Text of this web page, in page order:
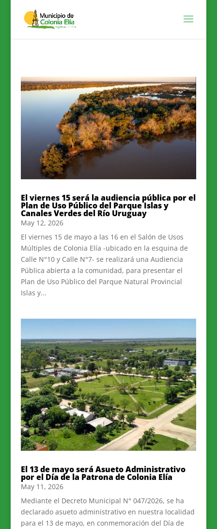
El viernes 15 será la audiencia pública por el
Plan de Uso Público del Parque Islas y
Canales Verdes del Río Uruguay
May 12, 2026
El viernes 15 de mayo a las 16 en el Salón de Usos
Múltiples de Colonia Elía -ubicado en la esquina de
Calle N°10 y Calle N°7- se realizará una Audiencia
Pública abierta a la comunidad, para presentar el
Plan de Uso Público del Parque Natural Provincial
Islas y...
El 13 de mayo será Asueto Administrativo
por el Día de la Patrona de Colonia Elía
May 11, 2026
Mediante el Decreto Municipal N° 047/2026, se ha
declarado asueto administrativo en nuestra localidad
para el 13 de mayo, en conmemoración del Día de